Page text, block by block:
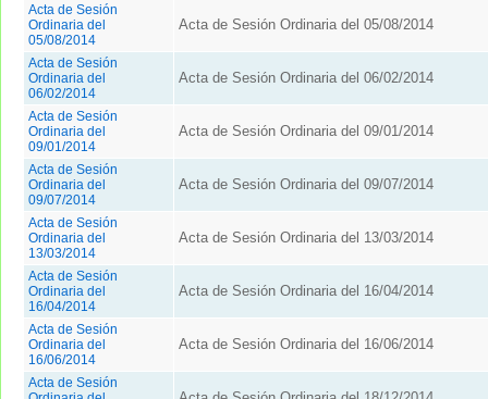
Acta de Sesión
Ordinaria del
05/08/2014
Acta de Sesión Ordinaria del 05/08/2014
Acta de Sesión
Ordinaria del
06/02/2014
Acta de Sesión Ordinaria del 06/02/2014
Acta de Sesión
Ordinaria del
09/01/2014
Acta de Sesión Ordinaria del 09/01/2014
Acta de Sesión
Ordinaria del
09/07/2014
Acta de Sesión Ordinaria del 09/07/2014
Acta de Sesión
Ordinaria del
13/03/2014
Acta de Sesión Ordinaria del 13/03/2014
Acta de Sesión
Ordinaria del
16/04/2014
Acta de Sesión Ordinaria del 16/04/2014
Acta de Sesión
Ordinaria del
16/06/2014
Acta de Sesión Ordinaria del 16/06/2014
Acta de Sesión